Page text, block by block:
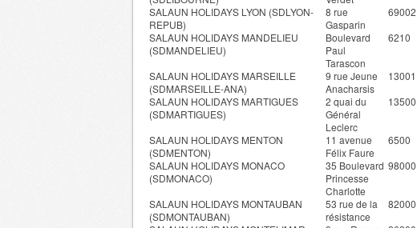
SALAUN HOLIDAYS LYON (SDLYON-
REPUB)
8 rue
Gasparin
69002
SALAUN HOLIDAYS MANDELIEU
(SDMANDELIEU)
Boulevard
Paul
Tarascon
6210
SALAUN HOLIDAYS MARSEILLE
(SDMARSEILLE-ANA)
9 rue Jeune
Anacharsis
13001
SALAUN HOLIDAYS MARTIGUES
(SDMARTIGUES)
2 quai du
Général
Leclerc
13500
SALAUN HOLIDAYS MENTON
(SDMENTON)
11 avenue
Félix Faure
6500
SALAUN HOLIDAYS MONACO
(SDMONACO)
35 Boulevard
Princesse
Charlotte
98000
SALAUN HOLIDAYS MONTAUBAN
(SDMONTAUBAN)
53 rue de la
résistance
82000